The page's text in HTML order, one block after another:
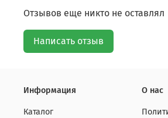
Отзывов еще никто не оставлял
Написать отзыв
Информация
Каталог
О нас